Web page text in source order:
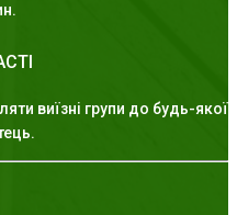
виїзні групи до будь-якої